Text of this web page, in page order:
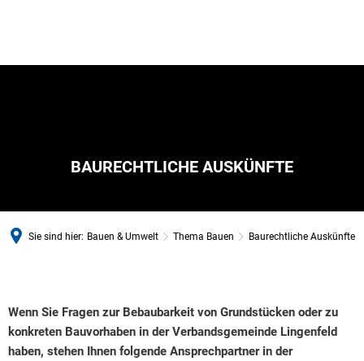
BAURECHTLICHE AUSKÜNFTE
Sie sind hier: Bauen & Umwelt Thema Bauen Baurechtliche Auskünfte
Auskünfte
Wenn Sie Fragen zur Bebaubarkeit von Grundstücken oder zu
konkreten Bauvorhaben in der Verbandsgemeinde Lingenfeld
haben, stehen Ihnen folgende Ansprechpartner in der